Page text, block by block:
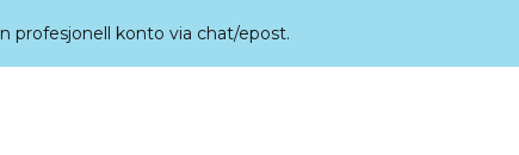
profesjonell konto via chat/epost.